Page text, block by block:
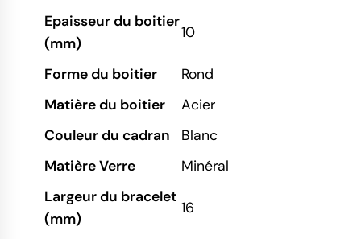
Epaisseur du boitier
(mm)
10
Forme du boitier
Rond
Matière du boitier
Acier
Couleur du cadran
Blanc
Matière Verre
Minéral
Largeur du bracelet
(mm)
16